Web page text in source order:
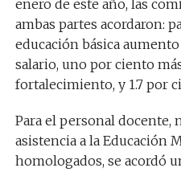
enero de este año, las
ambas partes acordaron:
educación básica
salario, uno por ciento
fortalecimiento, y 1.7 por
Para el personal docente,
asistencia a la Educación
homologados, se acordó